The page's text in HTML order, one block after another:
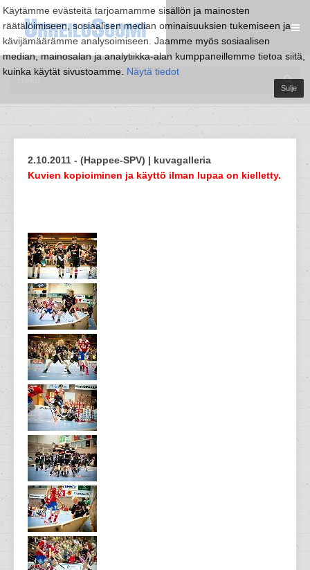
Käytämme evästeitä tarjoamamme sisällön ja mainosten
räätälöimiseen, sosiaalisen median ominaisuuksien tukemiseen ja
kävijämäärämme analysoimiseen. Jaamme myös sosiaalisen
median, mainosalan ja analytiikka-alan kumppaneillemme tietoa siitä,
kuinka käytät sivustoamme. Näytä tiedot
Sulje
2.10.2011 - (Happee-SPV) | kuvagalleria
Kuvien kopioiminen ja käyttö ilman lupaa on kielletty.